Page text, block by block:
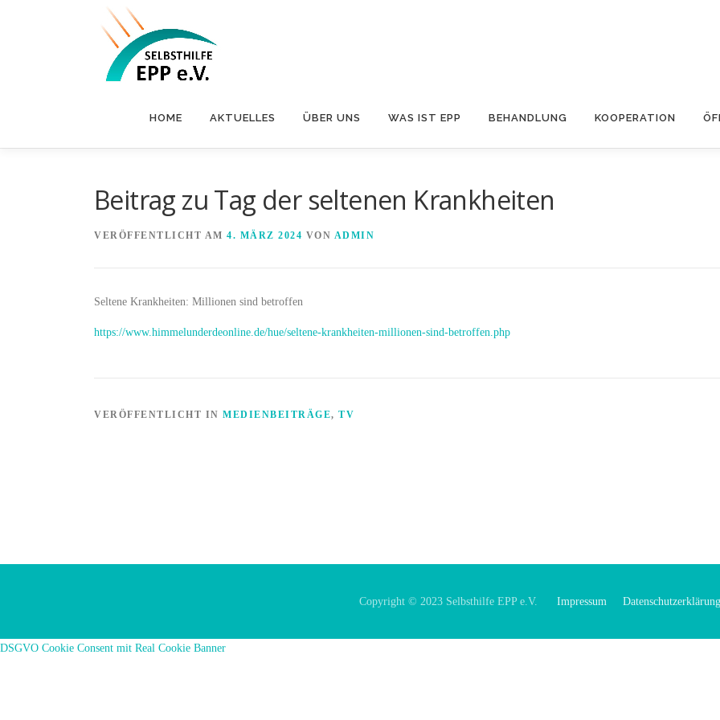
HOME AKTUELLES ÜBER UNS WAS IST EPP BEHANDLUNG KOOPERATION
Beitrag zu Tag der seltenen Krankheiten
VERÖFFENTLICHT AM 4. MÄRZ 2024 VON ADMIN
Seltene Krankheiten: Millionen sind betroffen
https://www.himmelunderdeonline.de/hue/seltene-krankheiten-millionen-sind-betroffen.php
VERÖFFENTLICHT IN MEDIENBEITRÄGE, TV
Copyright © 2023 Selbsthilfe EPP e.V. Impressum Datenschutzerklärung
DSGVO Cookie Consent mit Real Cookie Banner